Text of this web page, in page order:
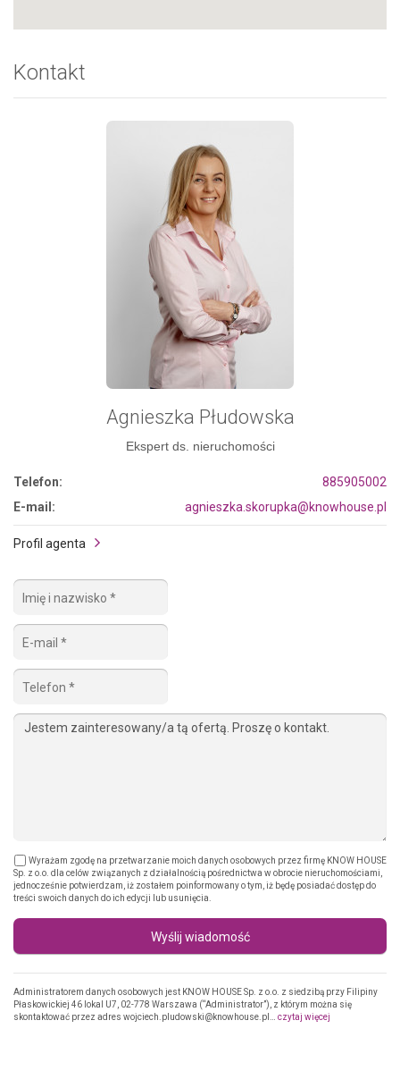
Kontakt
Agnieszka Płudowska
Ekspert ds. nieruchomości
Telefon:
885905002
E-mail:
agnieszka.skorupka@knowhouse.pl
Profil agenta
Wyrażam zgodę na przetwarzanie moich danych osobowych przez firmę KNOW HOUSE
Sp. z o.o. dla celów związanych z działalnością pośrednictwa w obrocie nieruchomościami,
jednocześnie potwierdzam, iż zostałem poinformowany o tym, iż będę posiadać dostęp do
treści swoich danych do ich edycji lub usunięcia.
Wyślij wiadomość
Administratorem danych osobowych jest KNOW HOUSE Sp. z o.o. z siedzibą przy Filipiny
Płaskowickiej 46 lokal U7, 02-778 Warszawa (“Administrator”), z którym można się
skontaktować przez adres wojciech.pludowski@knowhouse.pl… czytaj więcej